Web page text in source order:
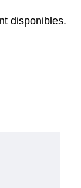
disponibles.